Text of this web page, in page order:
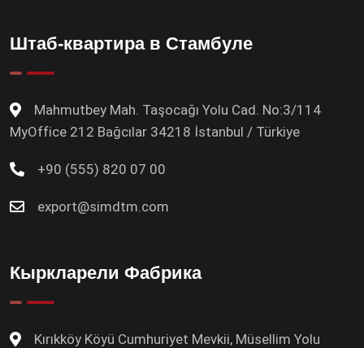
Штаб-квартира в Стамбуле
Mahmutbey Mah. Taşocağı Yolu Cad. No:3/114
MyOffice 212 Bağcılar 34218 İstanbul / Türkiye
+90 (555) 820 07 00
export@simdtm.com
Кыркларели Фабрика
Kırıkköy Köyü Cumhuriyet Mevkii, Müsellim Yolu